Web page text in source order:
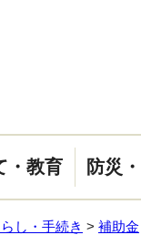
・教育 防災
らし・手続き > 補助金